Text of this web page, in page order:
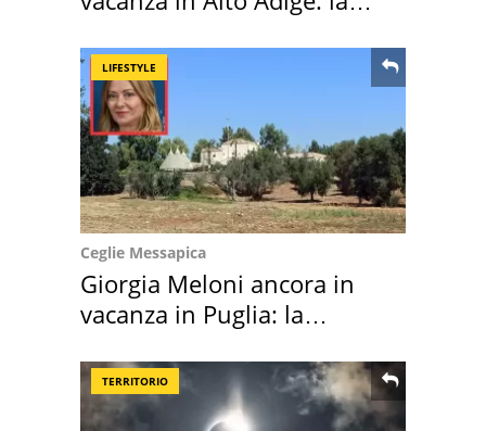
LIFESTYLE
Ceglie Messapica
Giorgia Meloni ancora in
vacanza in Puglia: la
TERRITORIO